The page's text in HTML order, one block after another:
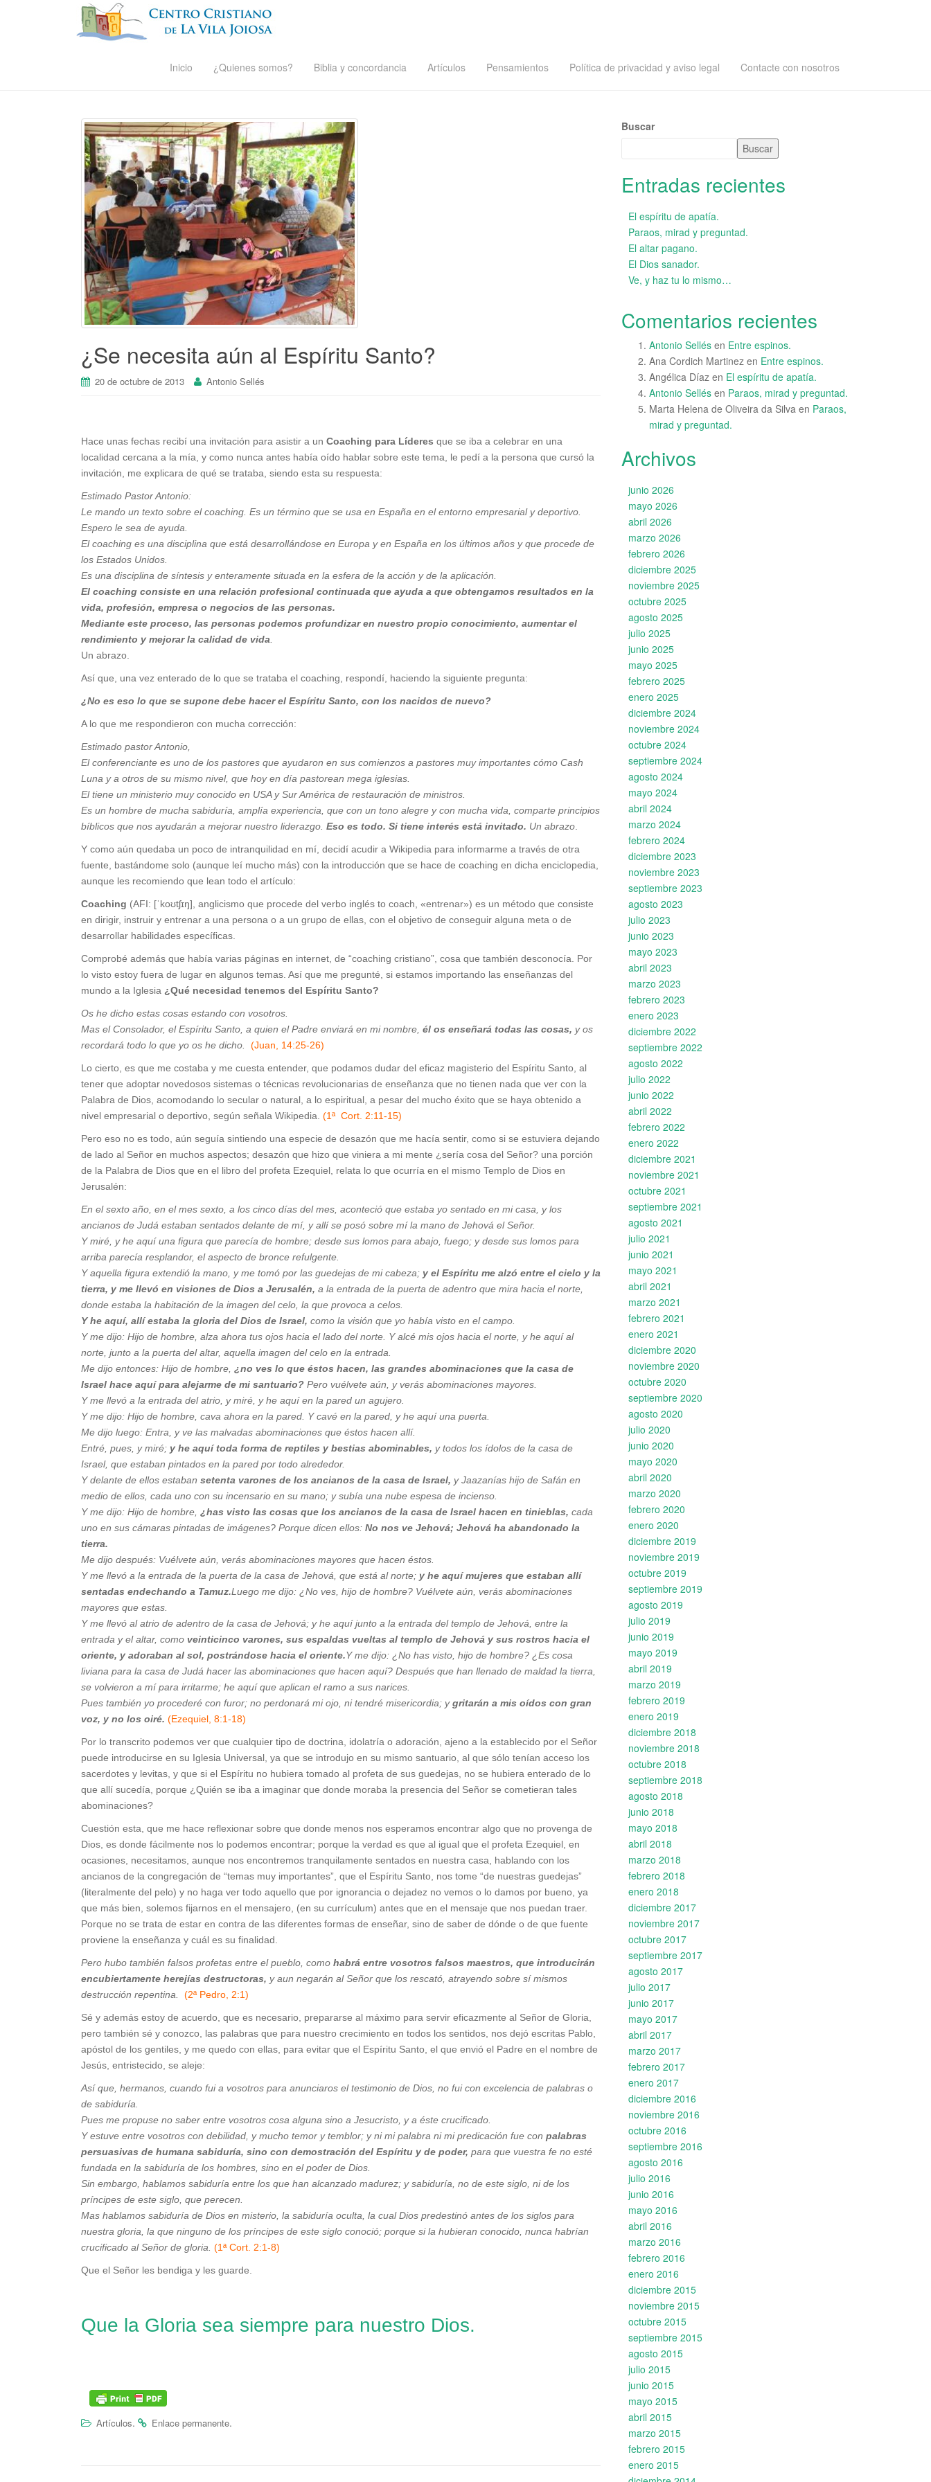
Inicio ¿Quienes somos? Biblia y concordancia Artículos Pensamientos Política de privacidad y aviso legal Contacte con nosotros
¿Se necesita aún al Espíritu Santo?
20 de octubre de 2013 Antonio Sellés
Hace unas fechas recibí una invitación para asistir a un Coaching para Líderes que se iba a celebrar en una
localidad cercana a la mía, y como nunca antes había oído hablar sobre este tema, le pedí a la persona que cursó la
invitación, me explicara de qué se trataba, siendo esta su respuesta:
Estimado Pastor Antonio:
Le mando un texto sobre el coaching. Es un término que se usa en España en el entorno empresarial y deportivo.
Espero le sea de ayuda.
El coaching es una disciplina que está desarrollándose en Europa y en España en los últimos años y que procede de
los Estados Unidos.
Es una disciplina de síntesis y enteramente situada en la esfera de la acción y de la aplicación.
El coaching consiste en una relación profesional continuada que ayuda a que obtengamos resultados en la
vida, profesión, empresa o negocios de las personas.
Mediante este proceso, las personas podemos profundizar en nuestro propio conocimiento, aumentar el
rendimiento y mejorar la calidad de vida
Un abrazo.
Así que, una vez enterado de lo que se trataba el coaching, respondí, haciendo la siguiente pregunta:
¿No es eso lo que se supone debe hacer el Espíritu Santo, con los nacidos de nuevo?
A lo que me respondieron con mucha corrección:
Estimado pastor Antonio,
El conferenciante es uno de los pastores que ayudaron en sus comienzos a pastores muy importantes cómo Cash
Luna y a otros de su mismo nivel, que hoy en día pastorean mega iglesias.
El tiene un ministerio muy conocido en USA y Sur América de restauración de ministros.
Es un hombre de mucha sabiduría, amplía experiencia, que con un tono alegre y con mucha vida, comparte principios
bíblicos que nos ayudarán a mejorar nuestro liderazgo. Eso es todo. Si tiene interés está invitado. Un abrazo
Y como aún quedaba un poco de intranquilidad en mí, decidí acudir a Wikipedia para informarme a través de otra
fuente, bastándome solo (aunque leí mucho más) con la introducción que se hace de coaching en dicha enciclopedia,
aunque les recomiendo que lean todo el artículo:
Coaching (AFI: [ˈkoʊtʃɪŋ], anglicismo que procede del verbo inglés to coach, «entrenar») es un método que consiste
en dirigir, instruir y entrenar a una persona o a un grupo de ellas, con el objetivo de conseguir alguna meta o de
desarrollar habilidades específicas.
Comprobé además que había varias páginas en internet, de “coaching cristiano”, cosa que también desconocía. Por
lo visto estoy fuera de lugar en algunos temas. Así que me pregunté, si estamos importando las enseñanzas del
mundo a la Iglesia ¿Qué necesidad tenemos del Espíritu Santo?
Os he dicho estas cosas estando con vosotros.
Mas el Consolador, el Espíritu Santo, a quien el Padre enviará en mi nombre, él os enseñará todas las cosas, y os
recordará todo lo que yo os he dicho. (Juan, 14:25-26)
Lo cierto, es que me costaba y me cuesta entender, que podamos dudar del eficaz magisterio del Espíritu Santo, al
tener que adoptar novedosos sistemas o técnicas revolucionarias de enseñanza que no tienen nada que ver con la
Palabra de Dios, acomodando lo secular o natural, a lo espiritual, a pesar del mucho éxito que se haya obtenido a
nivel empresarial o deportivo, según señala Wikipedia. (1ª Cort. 2:11-15)
Pero eso no es todo, aún seguía sintiendo una especie de desazón que me hacía sentir, como si se estuviera dejando
de lado al Señor en muchos aspectos; desazón que hizo que viniera a mi mente ¿sería cosa del Señor? una porción
de la Palabra de Dios que en el libro del profeta Ezequiel, relata lo que ocurría en el mismo Templo de Dios en
Jerusalén:
En el sexto año, en el mes sexto, a los cinco días del mes, aconteció que estaba yo sentado en mi casa, y los
ancianos de Judá estaban sentados delante de mí, y allí se posó sobre mí la mano de Jehová el Señor.
Y miré, y he aquí una figura que parecía de hombre; desde sus lomos para abajo, fuego; y desde sus lomos para
arriba parecía resplandor, el aspecto de bronce refulgente.
Y aquella figura extendió la mano, y me tomó por las guedejas de mi cabeza; y el Espíritu me alzó entre el cielo y la
tierra, y me llevó en visiones de Dios a Jerusalén, a la entrada de la puerta de adentro que mira hacia el norte,
donde estaba la habitación de la imagen del celo, la que provoca a celos.
Y he aquí, allí estaba la gloria del Dios de Israel, como la visión que yo había visto en el campo.
Y me dijo: Hijo de hombre, alza ahora tus ojos hacia el lado del norte. Y alcé mis ojos hacia el norte, y he aquí al
norte, junto a la puerta del altar, aquella imagen del celo en la entrada.
Me dijo entonces: Hijo de hombre, ¿no ves lo que éstos hacen, las grandes abominaciones que la casa de
Israel hace aquí para alejarme de mi santuario? Pero vuélvete aún, y verás abominaciones mayores.
Y me llevó a la entrada del atrio, y miré, y he aquí en la pared un agujero.
Y me dijo: Hijo de hombre, cava ahora en la pared. Y cavé en la pared, y he aquí una puerta.
Me dijo luego: Entra, y ve las malvadas abominaciones que éstos hacen allí.
Entré, pues, y miré; y he aquí toda forma de reptiles y bestias abominables, y todos los ídolos de la casa de
Israel, que estaban pintados en la pared por todo alrededor.
Y delante de ellos estaban setenta varones de los ancianos de la casa de Israel, y Jaazanías hijo de Safán en
medio de ellos, cada uno con su incensario en su mano; y subía una nube espesa de incienso.
Y me dijo: Hijo de hombre, ¿has visto las cosas que los ancianos de la casa de Israel hacen en tinieblas, cada
uno en sus cámaras pintadas de imágenes? Porque dicen ellos: No nos ve Jehová; Jehová ha abandonado la
tierra.
Me dijo después: Vuélvete aún, verás abominaciones mayores que hacen éstos.
Y me llevó a la entrada de la puerta de la casa de Jehová, que está al norte; y he aquí mujeres que estaban allí
sentadas endechando a Tamuz.Luego me dijo: ¿No ves, hijo de hombre? Vuélvete aún, verás abominaciones
mayores que estas.
Y me llevó al atrio de adentro de la casa de Jehová; y he aquí junto a la entrada del templo de Jehová, entre la
entrada y el altar, como veinticinco varones, sus espaldas vueltas al templo de Jehová y sus rostros hacia el
oriente, y adoraban al sol, postrándose hacia el oriente.Y me dijo: ¿No has visto, hijo de hombre? ¿Es cosa
liviana para la casa de Judá hacer las abominaciones que hacen aquí? Después que han llenado de maldad la tierra,
se volvieron a mí para irritarme; he aquí que aplican el ramo a sus narices.
Pues también yo procederé con furor; no perdonará mi ojo, ni tendré misericordia; ygritarán a mis oídos con gran
voz, y no los oiré. (Ezequiel, 8:1-18)
Por lo transcrito podemos ver que cualquier tipo de doctrina, idolatría o adoración, ajeno a la establecido por el Señor
puede introducirse en su Iglesia Universal, ya que se introdujo en su mismo santuario, al que sólo tenían acceso los
sacerdotes y levitas, y que si el Espíritu no hubiera tomado al profeta de sus guedejas, no se hubiera enterado de lo
que allí sucedía, porque ¿Quién se iba a imaginar que donde moraba la presencia del Señor se cometieran tales
abominaciones?
Cuestión esta, que me hace reflexionar sobre que donde menos nos esperamos encontrar algo que no provenga de
Dios, es donde fácilmente nos lo podemos encontrar; porque la verdad es que al igual que el profeta Ezequiel, en
ocasiones, necesitamos, aunque nos encontremos tranquilamente sentados en nuestra casa, hablando con los
ancianos de la congregación de “temas muy importantes”, que el Espíritu Santo, nos tome “de nuestras guedejas”
(literalmente del pelo) y no haga ver todo aquello que por ignorancia o dejadez no vemos o lo damos por bueno, ya
que más bien, solemos fijarnos en el mensajero, (en su currículum) antes que en el mensaje que nos puedan traer.
Porque no se trata de estar en contra de las diferentes formas de enseñar, sino de saber de dónde o de que fuente
proviene la enseñanza y cuál es su finalidad.
Pero hubo también falsos profetas entre el pueblo, como habrá entre vosotros falsos maestros, que introducirán
encubiertamente herejías destructoras, y aun negarán al Señor que los rescató, atrayendo sobre sí mismos
destrucción repentina. (2ª Pedro, 2:1)
Sé y además estoy de acuerdo, que es necesario, prepararse al máximo para servir eficazmente al Señor de Gloria,
pero también sé y conozco, las palabras que para nuestro crecimiento en todos los sentidos, nos dejó escritas Pablo,
apóstol de los gentiles, y me quedo con ellas, para evitar que el Espíritu Santo, el que envió el Padre en el nombre de
Jesús, entristecido, se aleje:
Así que, hermanos, cuando fui a vosotros para anunciaros el testimonio de Dios, no fui con excelencia de palabras o
de sabiduría.
Pues me propuse no saber entre vosotros cosa alguna sino a Jesucristo, y a éste crucificado.
Y estuve entre vosotros con debilidad, y mucho temor y temblor; y ni mi palabra ni mi predicación fue con palabras
persuasivas de humana sabiduría, sino con demostración del Espíritu y de poder, para que vuestra fe no esté
fundada en la sabiduría de los hombres, sino en el poder de Dios.
Sin embargo, hablamos sabiduría entre los que han alcanzado madurez; y sabiduría, no de este siglo, ni de los
príncipes de este siglo, que perecen.
Mas hablamos sabiduría de Dios en misterio, la sabiduría oculta, la cual Dios predestinó antes de los siglos para
nuestra gloria, la que ninguno de los príncipes de este siglo conoció; porque si la hubieran conocido, nunca habrían
crucificado al Señor de gloria. (1ª Cort. 2:1-8)
Que el Señor les bendiga y les guarde.
Que la Gloria sea siempre para nuestro Dios.
Artículos. Enlace permanente.
Buscar
Buscar
Entradas recientes
El espíritu de apatía.
Paraos, mirad y preguntad.
El altar pagano.
El Dios sanador.
Ve, y haz tu lo mismo…
Comentarios recientes
Antonio Sellés en Entre espinos.
Ana Cordich Martinez en Entre espinos.
Angélica Díaz en El espíritu de apatía.
Antonio Sellés en Paraos, mirad y preguntad.
Marta Helena de Oliveira da Silva en Paraos,
mirad y preguntad.
Archivos
junio 2026
mayo 2026
abril 2026
marzo 2026
febrero 2026
diciembre 2025
noviembre 2025
octubre 2025
agosto 2025
julio 2025
junio 2025
mayo 2025
febrero 2025
enero 2025
diciembre 2024
noviembre 2024
octubre 2024
septiembre 2024
agosto 2024
mayo 2024
abril 2024
marzo 2024
febrero 2024
diciembre 2023
noviembre 2023
septiembre 2023
agosto 2023
julio 2023
junio 2023
mayo 2023
abril 2023
marzo 2023
febrero 2023
enero 2023
diciembre 2022
septiembre 2022
agosto 2022
julio 2022
junio 2022
abril 2022
febrero 2022
enero 2022
diciembre 2021
noviembre 2021
octubre 2021
septiembre 2021
agosto 2021
julio 2021
junio 2021
mayo 2021
abril 2021
marzo 2021
febrero 2021
enero 2021
diciembre 2020
noviembre 2020
octubre 2020
septiembre 2020
agosto 2020
julio 2020
junio 2020
mayo 2020
abril 2020
marzo 2020
febrero 2020
enero 2020
diciembre 2019
noviembre 2019
octubre 2019
septiembre 2019
agosto 2019
julio 2019
junio 2019
mayo 2019
abril 2019
marzo 2019
febrero 2019
enero 2019
diciembre 2018
noviembre 2018
octubre 2018
septiembre 2018
agosto 2018
junio 2018
mayo 2018
abril 2018
marzo 2018
febrero 2018
enero 2018
diciembre 2017
noviembre 2017
octubre 2017
septiembre 2017
agosto 2017
julio 2017
junio 2017
mayo 2017
abril 2017
marzo 2017
febrero 2017
enero 2017
diciembre 2016
noviembre 2016
octubre 2016
septiembre 2016
agosto 2016
julio 2016
junio 2016
mayo 2016
abril 2016
marzo 2016
febrero 2016
enero 2016
diciembre 2015
noviembre 2015
octubre 2015
septiembre 2015
agosto 2015
julio 2015
junio 2015
mayo 2015
abril 2015
marzo 2015
febrero 2015
enero 2015